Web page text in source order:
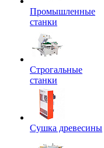
Промышленные
станки
Строгальные
станки
Сушка древесины